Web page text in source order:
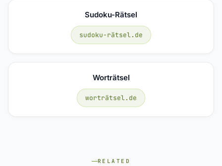
Sudoku-Rätsel
sudoku-rätsel.de
Worträtsel
worträtsel.de
RELATED